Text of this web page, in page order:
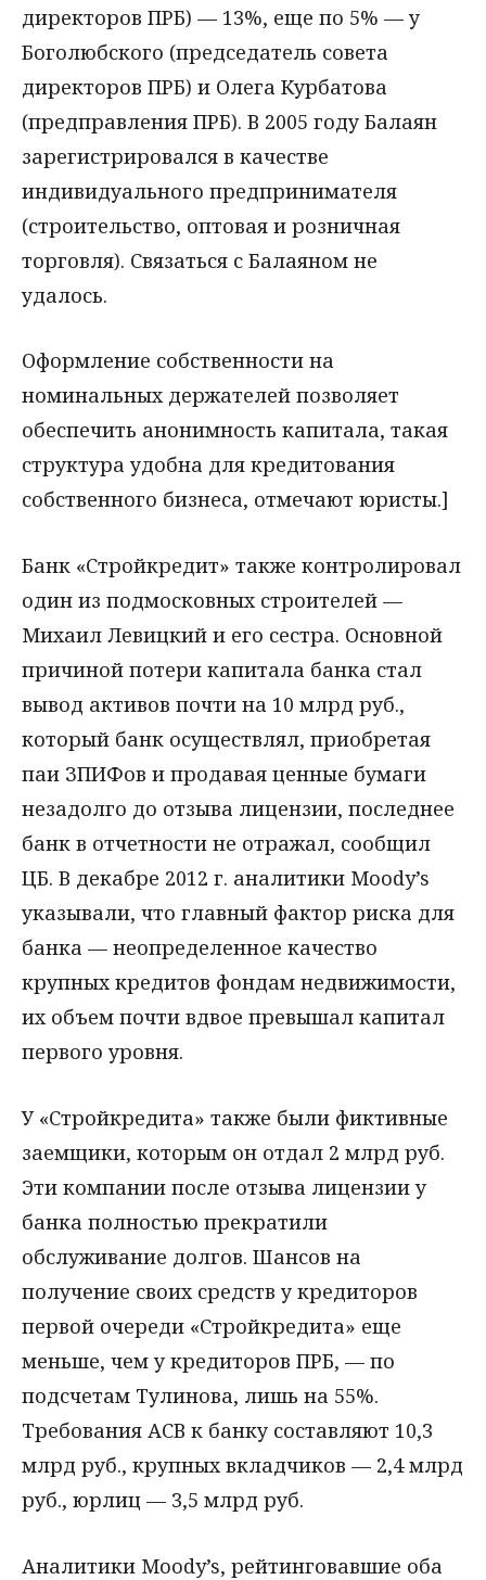
директоров ПРБ) — 13%, еще по 5% — у
Боголюбского (председатель совета
директоров ПРБ) и Олега Курбатова
(предправления ПРБ). В 2005 году Балаян
зарегистрировался в качестве
индивидуального предпринимателя
(строительство, оптовая и розничная
торговля). Связаться с Балаяном не
удалось.
Оформление собственности на
номинальных держателей позволяет
обеспечить анонимность капитала, такая
структура удобна для кредитования
собственного бизнеса, отмечают юристы.]
Банк «Стройкредит» также контролировал
один из подмосковных строителей —
Михаил Левицкий и его сестра. Основной
причиной потери капитала банка стал
вывод активов почти на 10 млрд руб.,
который банк осуществлял, приобретая
паи ЗПИФов и продавая ценные бумаги
незадолго до отзыва лицензии, последнее
банк в отчетности не отражал, сообщил
ЦБ. В декабре 2012 г. аналитики Moody’s
указывали, что главный фактор риска для
банка — неопределенное качество
крупных кредитов фондам недвижимости,
их объем почти вдвое превышал капитал
первого уровня.
У «Стройкредита» также были фиктивные
заемщики, которым он отдал 2 млрд руб.
Эти компании после отзыва лицензии у
банка полностью прекратили
обслуживание долгов. Шансов на
получение своих средств у кредиторов
первой очереди «Стройкредита» еще
меньше, чем у кредиторов ПРБ, — по
подсчетам Тулинова, лишь на 55%.
Требования АСВ к банку составляют 10,3
млрд руб., крупных вкладчиков — 2,4 млрд
руб., юрлиц — 3,5 млрд руб.
Аналитики Moody’s, рейтинговавшие оба